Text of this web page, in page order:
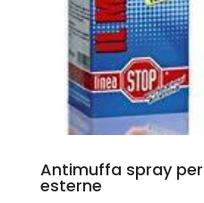
Antimuffa spray
esterne